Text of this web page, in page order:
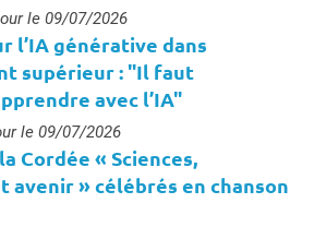
le 09/07/2026
l’IA générative dans
supérieur : "Il faut
avec l’IA"
le 09/07/2026
Cordée « Sciences,
avenir » célébrés en chanson